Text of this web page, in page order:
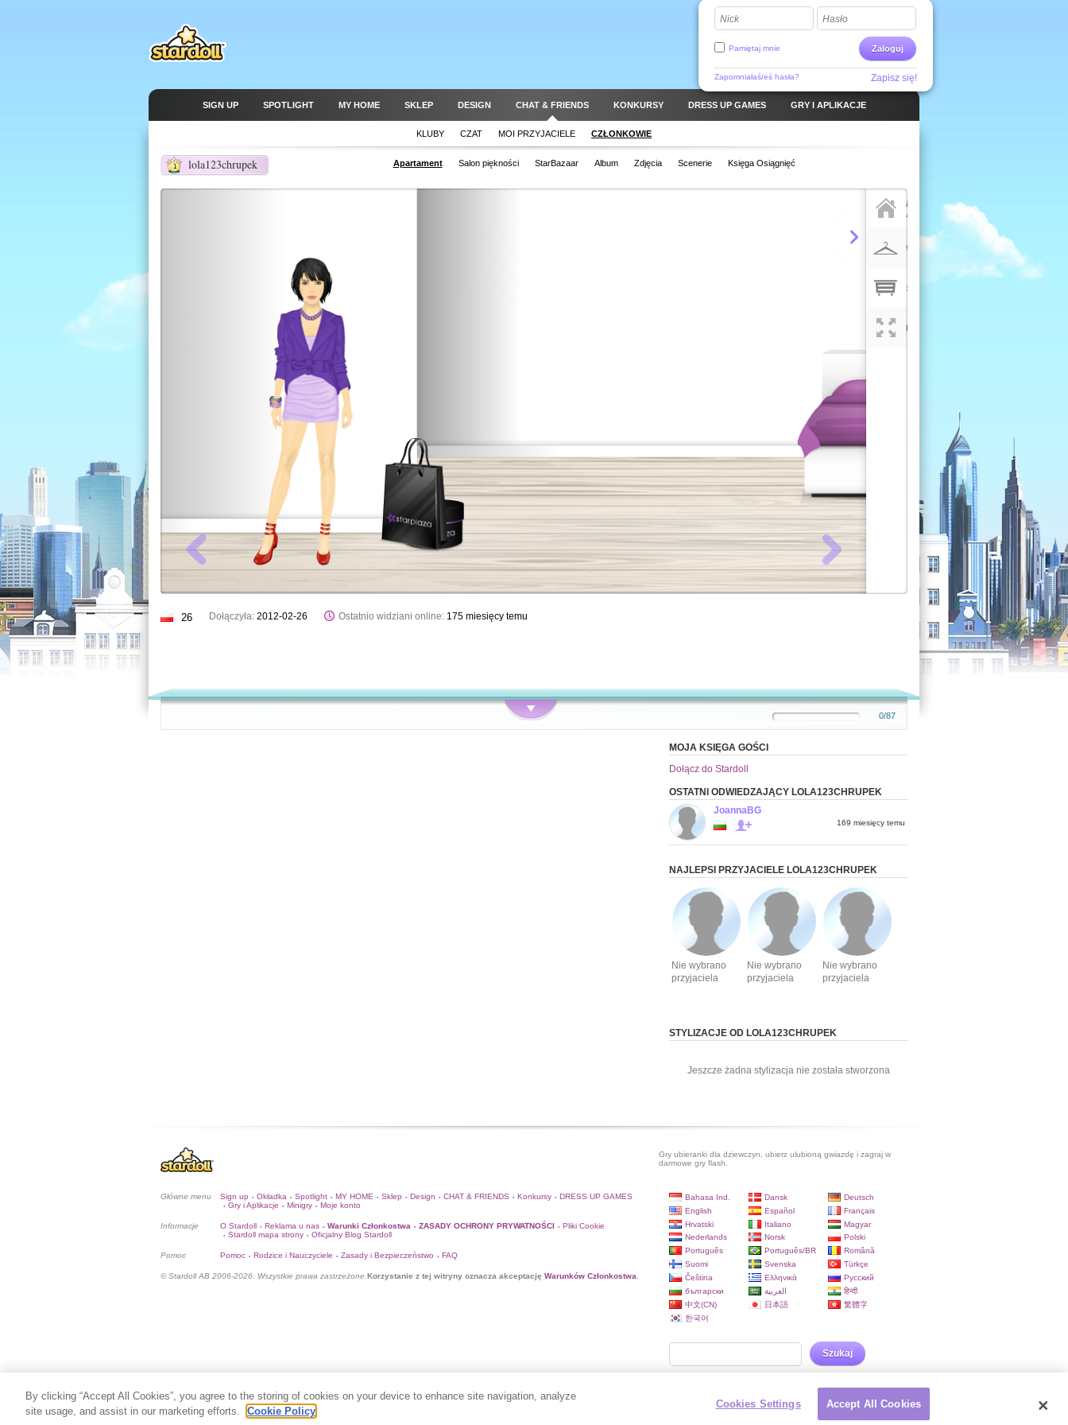
Nick Hasło
Zaloguj
Pamiętaj mnie
Zapomniałaś/eś hasła? Zapisz się!
SIGN UP SPOTLIGHT MY HOME SKLEP DESIGN CHAT & FRIENDS KONKURSY DRESS UP GAMES GRY I APLIKACJE
KLUBY CZAT MOI PRZYJACIELE CZŁONKOWIE
lola123chrupek
1 Apartament Salon piękności StarBazaar Album Zdjęcia Scenerie Księga Osiągnięć
26 Dołączyła: 2012-02-26 Ostatnio widziani online: 175 miesięcy temu
0/87
MOJA KSIĘGA GOŚCI
Dołącz do Stardoll
OSTATNI ODWIEDZAJĄCY LOLA123CHRUPEK
JoannaBG
169 miesięcy temu
NAJLEPSI PRZYJACIELE LOLA123CHRUPEK
Nie wybrano
przyjaciela
Nie wybrano
przyjaciela
Nie wybrano
przyjaciela
STYLIZACJE OD LOLA123CHRUPEK
Jeszcze żadna stylizacja nie została stworzona
Gry ubieranki dla dziewczyn, ubierz ulubioną gwiazdę i zagraj w
darmowe gry flash.
Główne menu Sign up • Okładka • Spotlight • MY HOME • Sklep • Design • CHAT & FRIENDS • Konkursy • DRESS UP GAMES
• Gry i Aplikacje • Minigry • Moje konto
Informacje O Stardoll • Reklama u nas • Warunki Członkostwa • ZASADY OCHRONY PRYWATNOŚCI • Pliki Cookie
• Stardoll mapa strony • Oficjalny Blog Stardoll
Pomoc Pomoc • Rodzice i Nauczyciele • Zasady i Bezpieczeństwo • FAQ
© Stardoll AB 2006-2026. Wszystkie prawa zastrzeżone. Korzystanie z tej witryny oznacza akceptację Warunków Członkostwa
Bahasa Ind. Dansk
Deutsch
English
Español
Français
Hrvatski
Italiano
Magyar
Nederlands
Norsk
Polski
Português
Português/BR
Română
Suomi
Svenska
Türkçe
Čeština
Ελληνικά
Русский
български
العربية
हिन्दी
中文(CN)
日本語
繁體字
한국어
Szukaj
By clicking “Accept All Cookies”, you agree to the storing of cookies on your device to enhance site navigation, analyze
site usage, and assist in our marketing efforts.
Cookie Policy
Cookies Settings Accept All Cookies